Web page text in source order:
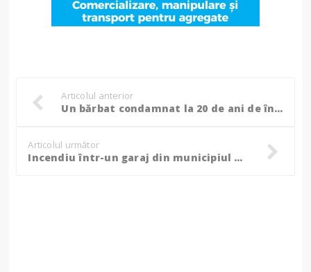
Articolul anterior
Un bărbat condamnat la 20 de ani de închisoare în Franța pentru viol în grup, prins de polițiștii botoșăneni!
Articolul următor
Incendiu într-un garaj din municipiul Botoșani! - FOTO